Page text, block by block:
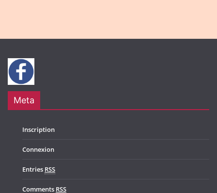
Meta
Inscription
Connexion
Entries RSS
Comments RSS